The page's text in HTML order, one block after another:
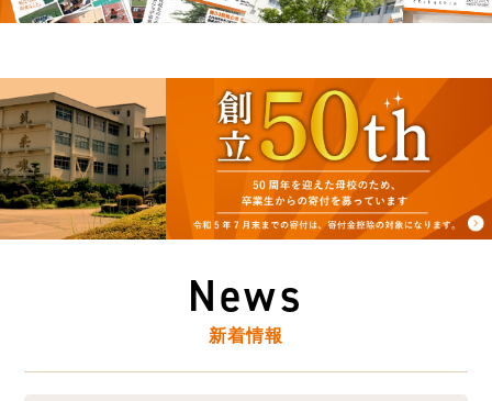
News
新着情報